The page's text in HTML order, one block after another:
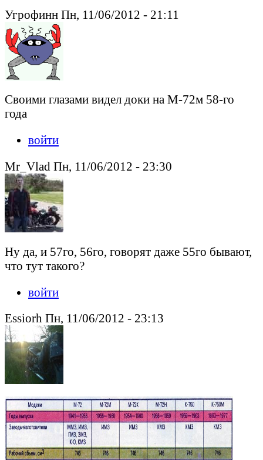
Угрофинн Пн, 11/06/2012 - 21:11
Своими глазами видел доки на М-72м 58-го
года
войти
Mr_Vlad Пн, 11/06/2012 - 23:30
Ну да, и 57го, 56го, говорят даже 55го бывают,
что тут такого?
войти
Essiorh Пн, 11/06/2012 - 23:13